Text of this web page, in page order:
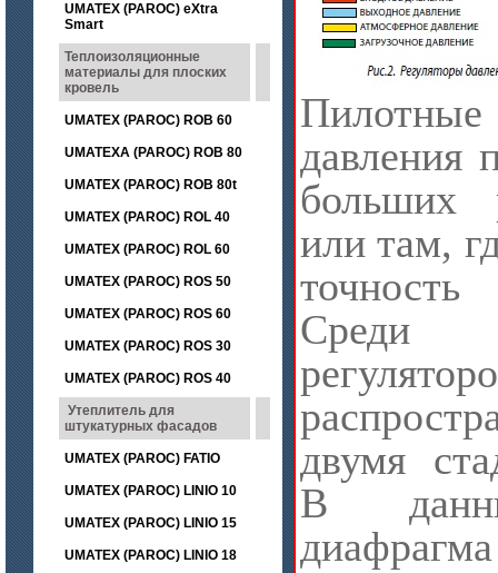
UMATEX (PAROC) eXtra
Smart
Теплоизоляционные
материалы для плоских
кровель
UMATEX (PAROC) ROB 60
UMATEXA (PAROC) ROB 80
UMATEX (PAROC) ROB 80t
UMATEX (PAROC) ROL 40
UMATEX (PAROC) ROL 60
UMATEX (PAROC) ROS 50
UMATEX (PAROC) ROS 60
UMATEX (PAROC) ROS 30
UMATEX (PAROC) ROS 40
Утеплитель для
штукатурных фасадов
UMATEX (PAROC) FATIO
UMATEX (PAROC) LINIO 10
UMATEX (PAROC) LINIO 15
UMATEX (PAROC) LINIO 18
давления
больших
или там,
точность
двумя
В